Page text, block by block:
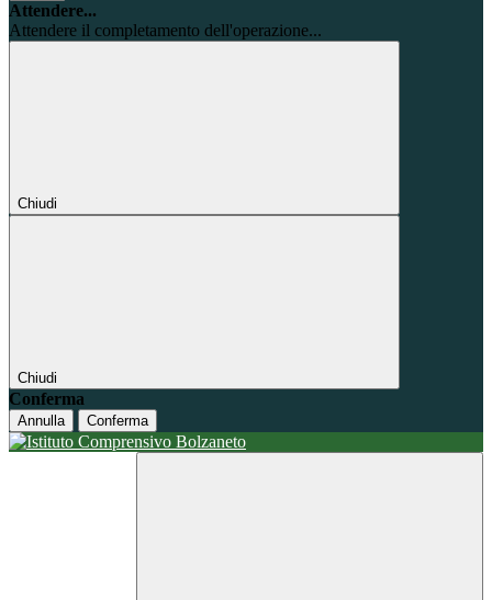
Attendere...
Attendere il completamento dell'operazione...
Chiudi
Chiudi
Conferma
Annulla Conferma